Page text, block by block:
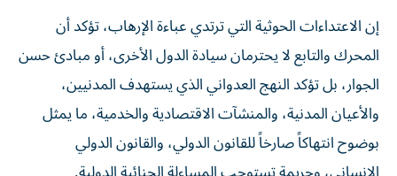
إن الاعتداءات الحوثية التي ترتدي عباءة الإرهاب، تؤكد أن
المحرك والتابع لا يحترمان سيادة الدول الأخرى، أو مبادئ حسن
الجوار، بل تؤكد النهج العدواني الذي يستهدف المدنيين،
والأعيان المدنية، والمنشآت الاقتصادية والخدمية، ما يمثل
بوضوح انتهاكاً صارخاً للقانون الدولي، والقانون الدولي